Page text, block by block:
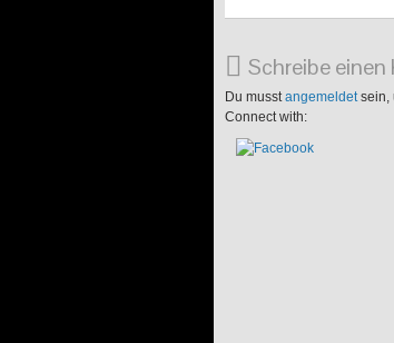
Schreibe
Du musstangemeldetsein,
Connect with: